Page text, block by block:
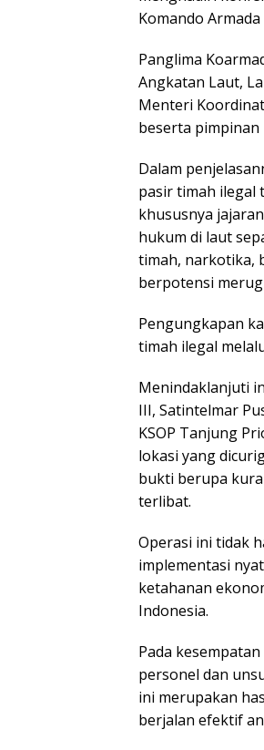
Komando
Panglima
Angkatan Laut,
Menteri
beserta pimpinan
Dalam
pasir timah ilegal
khususnya
hukum di laut
timah, narkotika,
berpotensi
Pengungkapan
timah ilegal
Menindaklanjuti
III, Satintelmar
KSOP Tanjung
lokasi yang
bukti berupa
terlibat.
Operasi ini tidak
implementasi
ketahanan
Indonesia.
Pada
personel dan
ini merupakan
berjalan efektif